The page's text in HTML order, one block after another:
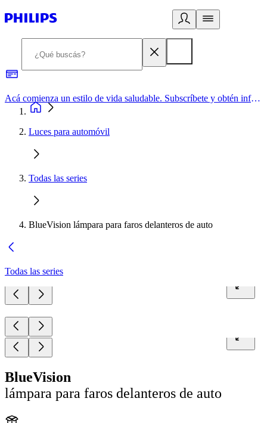
Acá comienza un estilo de vida saludable. Subscríbete y obtén información de primera mano
Luces para automóvil
Todas las series
BlueVision lámpara para faros delanteros de auto
Todas las series
BlueVision
lámpara para faros delanteros de auto